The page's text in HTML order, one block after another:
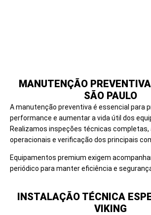
MANUTENÇÃO
SÃO PAULO
A manutenção preventiva é essencial para
performance e aumentar a vida útil dos
Realizamos inspeções técnicas
operacionais e verificação dos principais
Equipamentos premium exigem
periódico para manter eficiência e
INSTALAÇÃO TÉCNICA
VIKING